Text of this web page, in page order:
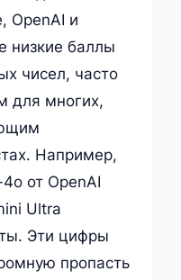
OpenAI и
низкие баллы
чисел, часто
для многих,
Например,
от OpenAI
Ultra
Эти цифры
пропасть